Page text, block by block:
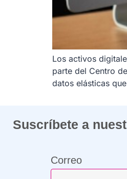
Los activos
parte del Centro
datos elásticas
Suscríbete a
Correo